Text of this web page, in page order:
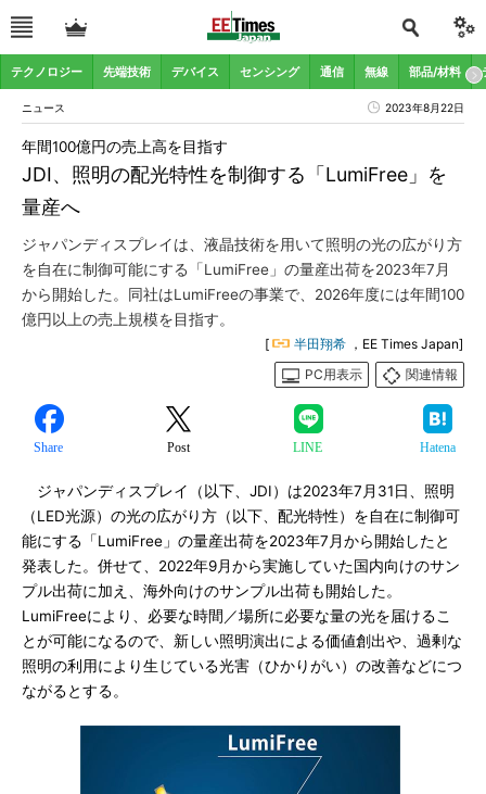
テクノロジー 先端技術 デバイス センシング 通信 無線 部品/材料
ニュース 2023年8月22日
JDI、照明の配光特性を制御する「LumiFree」を
量産へ
年間100億円の売上高を目指す
ジャパンディスプレイは、液晶技術を用いて照明の光の広がり方
を自在に制御可能にする「LumiFree」の量産出荷を2023年7月
から開始した。同社はLumiFreeの事業で、2026年度には年間100
億円以上の売上規模を目指す。
[ 半田翔希 ，EE Times Japan]
PC用表示
関連情報
Share Post LINE Hatena
ジャパンディスプレイ（以下、JDI）は2023年7月31日、照明
（LED光源）の光の広がり方（以下、配光特性）を自在に制御可
能にする「LumiFree」の量産出荷を2023年7月から開始したと
発表した。併せて、2022年9月から実施していた国内向けのサン
プル出荷に加え、海外向けのサンプル出荷も開始した。
LumiFreeにより、必要な時間／場所に必要な量の光を届けるこ
とが可能になるので、新しい照明演出による価値創出や、過剰な
照明の利用により生じている光害（ひかりがい）の改善などにつ
ながるとする。